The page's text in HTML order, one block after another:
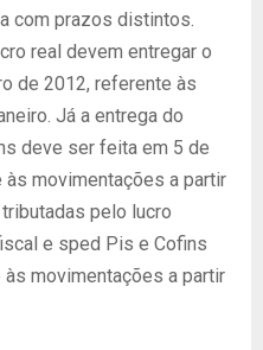
com prazos distintos.
real devem entregar o
de 2012, referente às
Já a entrega do
deve ser feita em 5 de
movimentações a partir
pelo lucro
e sped Pis e Cofins
movimentações a partir